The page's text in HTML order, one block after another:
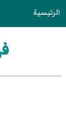
الرئيسية